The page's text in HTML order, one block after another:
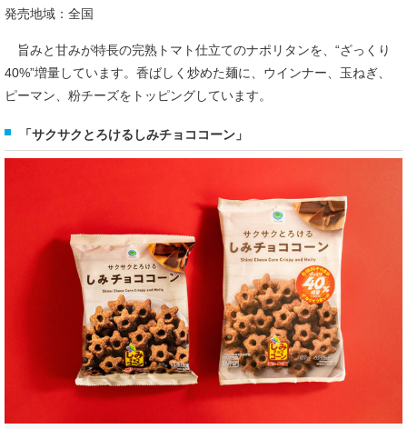
発売地域：全国
旨みと甘みが特長の完熟トマト仕立てのナポリタンを、“ざっくり
40%”増量しています。香ばしく炒めた麺に、ウインナー、玉ねぎ、
ピーマン、粉チーズをトッピングしています。
「サクサクとろけるしみチョココーン」